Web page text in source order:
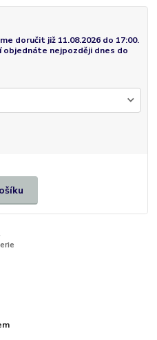
doručit již 11.08.2026 do 17:00.
objednáte nejpozději dnes do